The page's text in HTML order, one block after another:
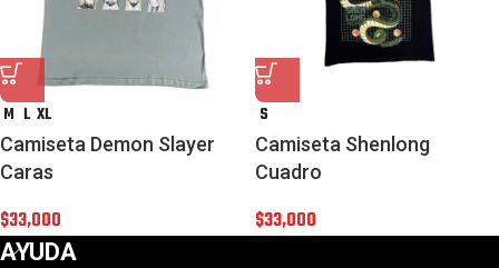
M L XL
Camiseta Demon Slayer
Caras
$33,000
S
Camiseta Shenlong
Cuadro
$33,000
AYUDA